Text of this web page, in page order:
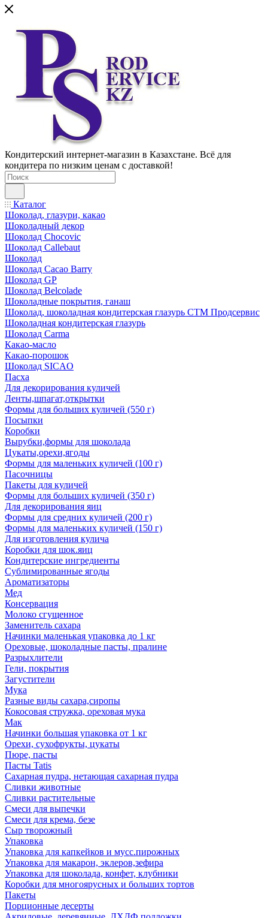
Кондитерский интернет-магазин в Казахстане. Всё для
кондитера по низким ценам с доставкой!
Каталог
Шоколад, глазури, какао
Шоколадный декор
Шоколад Chocovic
Шоколад Callebaut
Шоколад
Шоколад Cacao Barry
Шоколад GP
Шоколад Belcolade
Шоколадные покрытия, ганаш
Шоколад, шоколадная кондитерская глазурь СТМ Продсервис
Шоколадная кондитерская глазурь
Шоколад Carma
Какао-масло
Какао-порошок
Шоколад SICAO
Пасха
Для декорирования куличей
Ленты,шпагат,открытки
Формы для больших куличей (550 г)
Посыпки
Коробки
Вырубки,формы для шоколада
Цукаты,орехи,ягоды
Формы для маленьких куличей (100 г)
Пасочницы
Пакеты для куличей
Формы для больших куличей (350 г)
Для декорирования яиц
Формы для средних куличей (200 г)
Формы для маленьких куличей (150 г)
Для изготовления кулича
Коробки для шок.яиц
Кондитерские ингредиенты
Сублимированные ягоды
Ароматизаторы
Мед
Консервация
Молоко сгущенное
Заменитель сахара
Начинки маленькая упаковка до 1 кг
Ореховые, шоколадные пасты, пралине
Разрыхлители
Гели, покрытия
Загустители
Мука
Разные виды сахара,сиропы
Кокосовая стружка, ореховая мука
Мак
Начинки большая упаковка от 1 кг
Орехи, сухофрукты, цукаты
Пюре, пасты
Пасты Tatis
Сахарная пудра, нетающая сахарная пудра
Сливки животные
Сливки растительные
Смеси для выпечки
Смеси для крема, безе
Сыр творожный
Упаковка
Упаковка для капкейков и мусс.пирожных
Упаковка для макарон, эклеров,зефира
Упаковка для шоколада, конфет, клубники
Коробки для многоярусных и больших тортов
Пакеты
Порционные десерты